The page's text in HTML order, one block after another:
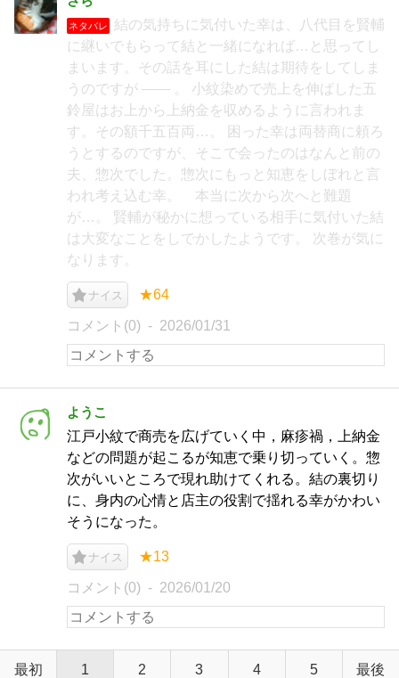
ネタバレ
結の気持ちに気付いた幸は、八代目を賢輔
に継いでもらって結と一緒になれば…と思ってし
まいます。その話を耳にした結は期待をしてしま
うのですが —— 。 小紋染めで売上を伸ばした五
鈴屋はお上から上納金を収めるように言われま
す。その額千五百両…。 困った幸は両替商に頼ろ
うとするのですが、そこで会ったのはなんと前の
夫、惣次でした。惣次にもっと知恵をしぼれと言
われ考え込む幸。 本当に次から次へと難題
が…。 賢輔が秘かに想っている相手に気付いた結
は大変なことをしでかしたようです。 次巻が気に
なります。
ナイス ★64
コメント(0) 2026/01/31
ようこ
江戸小紋で商売を広げていく中，麻疹禍，上納金
などの問題が起こるが知恵で乗り切っていく。惣
次がいいところで現れ助けてくれる。結の裏切り
に、身内の心情と店主の役割で揺れる幸がかわい
そうになった。
ナイス ★13
コメント(0) 2026/01/20
最初 1 2 3 4 5 最後